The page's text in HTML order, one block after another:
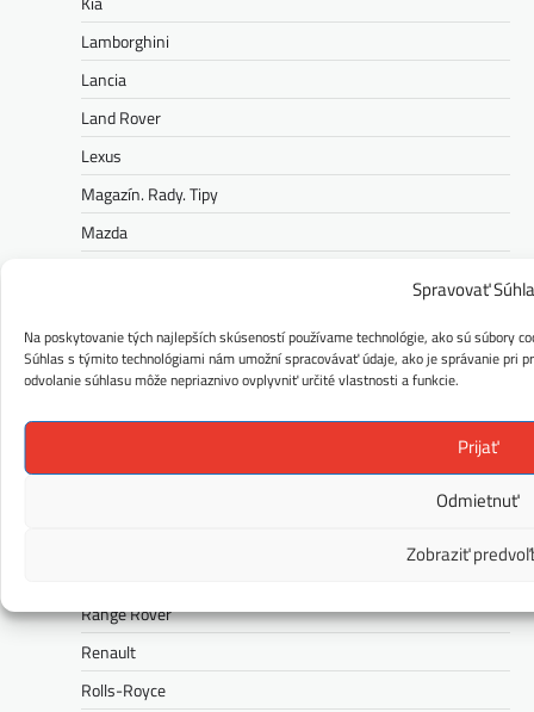
Spravovať
Na poskytovanie tých najlepších skúseností používame technológie, ako sú súbory
Súhlas s týmito technológiami nám umožní spracovávať údaje, ako je správanie pri
odvolanie súhlasu môže nepriaznivo ovplyvniť určité vlastnosti a funkcie.
Prijať
Odmietnuť
Zobraziť
Lamborghini
Lancia
Land Rover
Lexus
Magazín. Rady. Tipy
Mazda
Mini
Nissan
Opel
Range Rover
Renault
Rolls-Royce